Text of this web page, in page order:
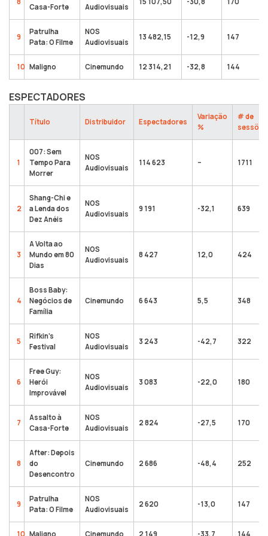
Casa-Forte
Audiovisuais
9
Patrulha
Pata: O Filme
NOS
Audiovisuais
13 482,15 -12,9 147
10 Maligno Cinemundo 12 314,21 -32,8 144
ESPECTADORES
Título Distribuidor Espectadores
Variação
%
# de
sessões
1
007: Sem
Tempo Para
Morrer
NOS
Audiovisuais
114 623 – 1711
2
Shang-Chi e
a Lenda dos
Dez Anéis
NOS
Audiovisuais
9 191 -32,1 639
3
A Volta ao
Mundo em 80
Dias
NOS
Audiovisuais
8 427 12,0 424
4
Boss Baby:
Negócios de
Família
Cinemundo 6 643 5,5 348
5
Rifkin’s
Festival
NOS
Audiovisuais
3 243 -42,7 322
6
Free Guy:
Herói
Improvável
NOS
Audiovisuais
3 083 -22,0 180
7
Assalto à
Casa-Forte
NOS
Audiovisuais
2 824 -27,5 170
8
After: Depois
do
Desencontro
Cinemundo 2 686 -48,4 252
9
Patrulha
Pata: O Filme
NOS
Audiovisuais
2 620 -13,0 147
10 Maligno Cinemundo 2 149 -33,7 144